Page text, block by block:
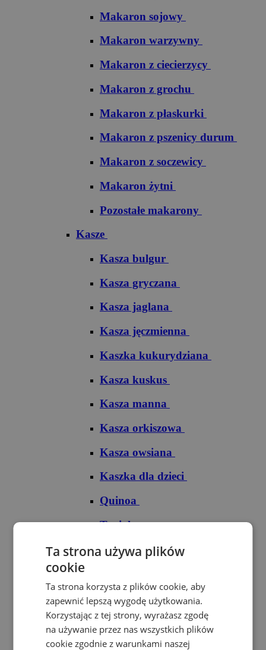
Makaron sojowy
Makaron warzywny
Makaron z ciecierzycy
Makaron z grochu
Makaron z płaskurki
Makaron z pszenicy durum
Makaron z soczewicy
Makaron żytni
Pozostałe makarony
Kasze
Kasza bulgur
Kasza gryczana
Kasza jaglana
Kasza jęczmienna
Kaszka kukurydziana
Kasza kuskus
Kasza manna
Kasza orkiszowa
Kasza owsiana
Kaszka dla dzieci
Quinoa
Tapioka
Ryże
Ryż basmati
Ryż biały
Ryż brązowy
Ta strona używa plików
cookie
Ta strona korzysta z plików cookie, aby
zapewnić lepszą wygodę użytkowania.
Korzystając z tej strony, wyrażasz zgodę
na używanie przez nas wszystkich plików
cookie zgodnie z warunkami naszej